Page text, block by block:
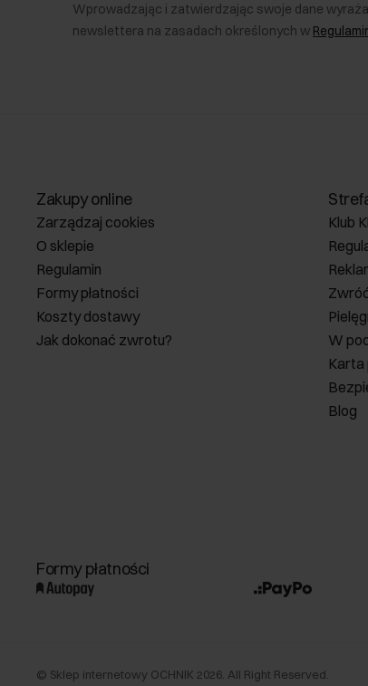
Wprowadzając i zatwierdzając swoje dane
newslettera na zasadach określonych w
Zakupy online
Zarządzaj cookies
O sklepie
Regulamin
Formy płatności
Koszty dostawy
Jak dokonać zwrotu?
Klub
W
Karta
Blog
Formy płatności
© Sklep internetowy OCHNIK 2026 . All Right Reserved.